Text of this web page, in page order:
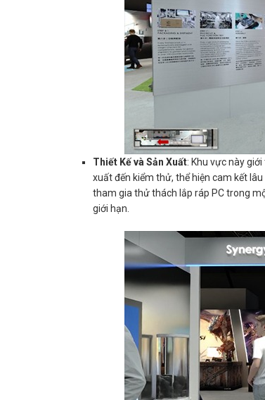
Thiết Kế và Sản Xuất: Khu vực này
xuất đến kiểm thử, thể hiện cam kết
tham gia thử thách lắp ráp PC trong
giới hạn.